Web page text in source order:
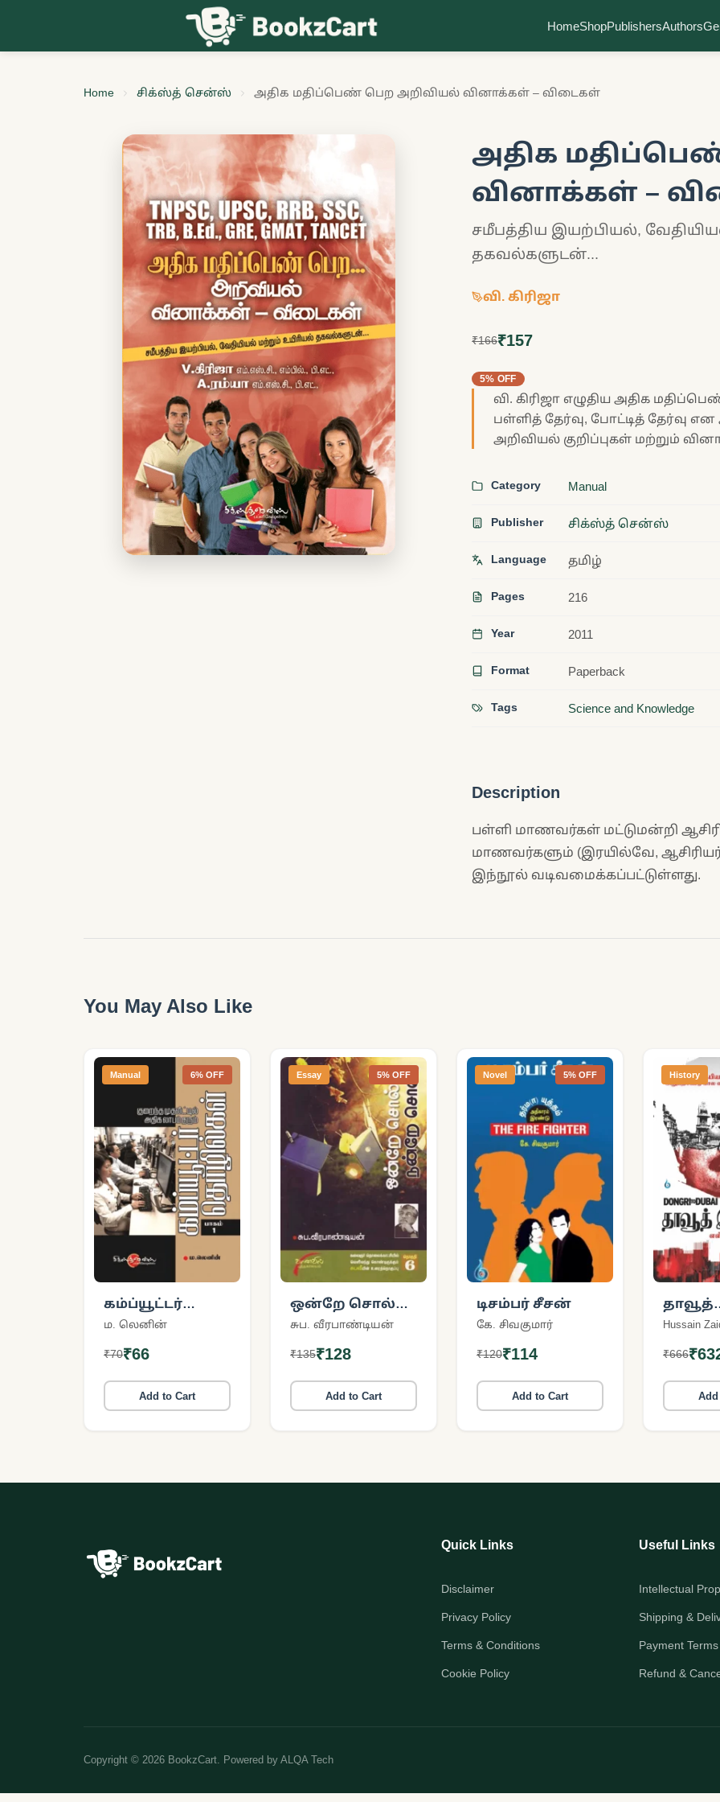
HomeShopPublishersAuthors
Home சிக்ஸ்த் சென்ஸ் அதிக மதிப்பெண் பெற அறிவியல் வினாக்கள் – விடைகள்
அதிக
வினாக்கள் –
சமீபத்திய இயற்பியல்,
தகவல்களுடன்...
வி. கிரிஜா
₹166₹157
5% OFF
வி. கிரிஜா எழுதிய அதிக
பள்ளித் தேர்வு, போட்டித் தேர்வு
அறிவியல் குறிப்புகள் மற்றும்
Category Manual
Publisher சிக்ஸ்த் சென்ஸ்
Language தமிழ்
Pages 216
Year 2011
Format Paperback
Tags Science and Knowledge
Description
பள்ளி மாணவர்கள் மட்டுமன்றி
மாணவர்களும் (இரயில்வே, ஆசிரியர்
இந்நூல் வடிவமைக்கப்பட்டுள்ளது.
You May Also Like
Manual 6% OFF
கம்ப்யூட்டர்
தொழில்கள்
ம. லெனின்
₹70₹66
Add to Cart
Essay 5% OFF
ஒன்றே சொல்
நன்றே சொல்
சுப. வீரபாண்டியன்
₹135₹128
Add to Cart
Novel 5% OFF
டிசம்பர் சீசன்
கே. சிவகுமார்
₹120₹114
Add to Cart
History
தாவூத்
Hussain
₹666
Quick Links
Disclaimer
Privacy Policy
Terms & Conditions
Cookie Policy
Useful Links
Intellectual
Shipping &
Payment Terms
Refund &
Copyright © 2026 BookzCart. Powered by ALQA Tech